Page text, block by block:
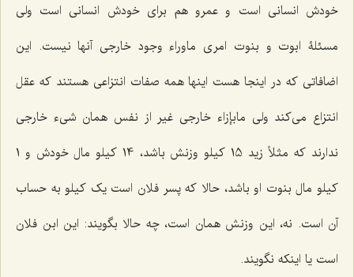
خودش انسانى است و عمرو هم براى خودش انسانى است ولى
مسئلۀ ابوت و بنوت امرى ماوراء وجود خارجى آنها نیست. این
اضافاتى که در اینجا هست اینها همه صفات انتزاعى هستند که عقل
انتزاع مى‌کند ولى مابإزاء خارجى غیر از نفس همان شى‌ء خارجى
ندارند که مثلاً زید 15 کیلو وزنش باشد، 14 کیلو مال خودش و 1
کیلو مال بنوت او باشد، حالا که پسر فلان است یک کیلو به حساب
آن است. نه، این وزنش همان است، چه حالا بگویند: این ابن فلان
است یا اینکه نگویند.